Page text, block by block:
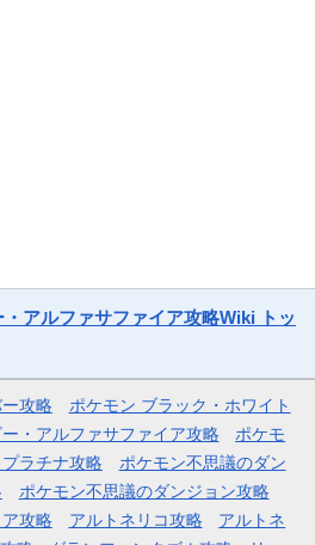
アルファサファイア攻略Wiki トッ
攻略
ポケモン ブラック・ホワイト
・アルファサファイア攻略
ポケモ
ラチナ攻略
ポケモン不思議のダン
ポケモン不思議のダンジョン攻略
攻略
アルトネリコ攻略
アルトネ